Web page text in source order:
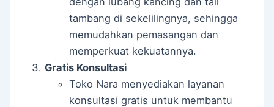
tambang di sekelilingnya, sehingga
memudahkan pemasangan dan
memperkuat kekuatannya.
Gratis Konsultasi
Toko Nara menyediakan layanan
konsultasi gratis untuk membantu